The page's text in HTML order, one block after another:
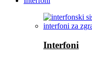
Interfoni